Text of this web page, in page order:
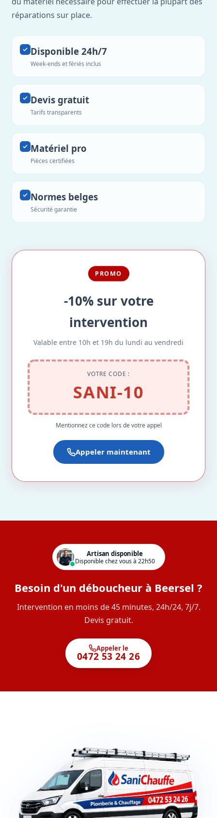
réparations sur place.
Disponible 24h/7
Week-ends et fériés inclus
Devis gratuit
Tarifs transparents
Matériel pro
Pièces certifiées
Normes belges
Sécurité garantie
PROMO
-10% sur votre
intervention
Valable entre 10h et 19h du lundi au vendredi
VOTRE CODE :
SANI-10
Mentionnez ce code lors de votre appel
Appeler maintenant
Artisan disponible
Disponible chez vous à 22h50
Besoin d'un déboucheur à Beersel ?
Intervention en moins de 45 minutes, 24h/24, 7j/7.
Devis gratuit.
Appeler le
0472 53 24 26